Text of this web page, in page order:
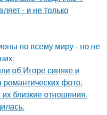
- и не только
по всему миру - но не
об Игоре синяке и
романтических фото,
близкие отношения.